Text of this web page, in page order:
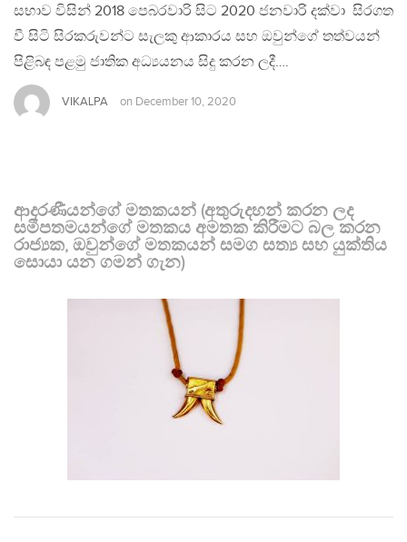
සභාව විසින් 2018 පෙබරවාරි සිට 2020 ජනවාරි දක්වා සිරගත
වී සිටි සිරකරුවන්ට සැලකු ආකාරය සහ ඔවුන්ගේ තත්වයන්
පිළිබඳ පළමු ජාතික අධ්‍යයනය සිදු කරන ලදී….
VIKALPA on December 10, 2020
ආදරණීයන්ගේ මතකයන් (අතුරුදහන් කරන ලද
සමීපතමයන්ගේ මතකය අමතක කිරීමට බල කරන
රාජ්‍යක, ඔවුන්ගේ මතකයන් සමග සත්‍ය සහ යුක්තිය
සොයා යන ගමන් ගැන)